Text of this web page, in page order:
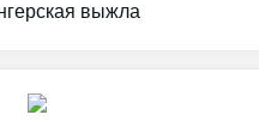
выжла